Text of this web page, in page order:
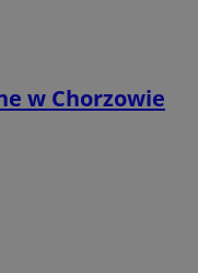
w Chorzowie